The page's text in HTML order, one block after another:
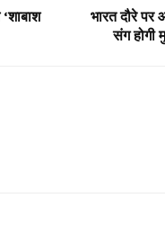
भारत दौरे पर
संग होगी